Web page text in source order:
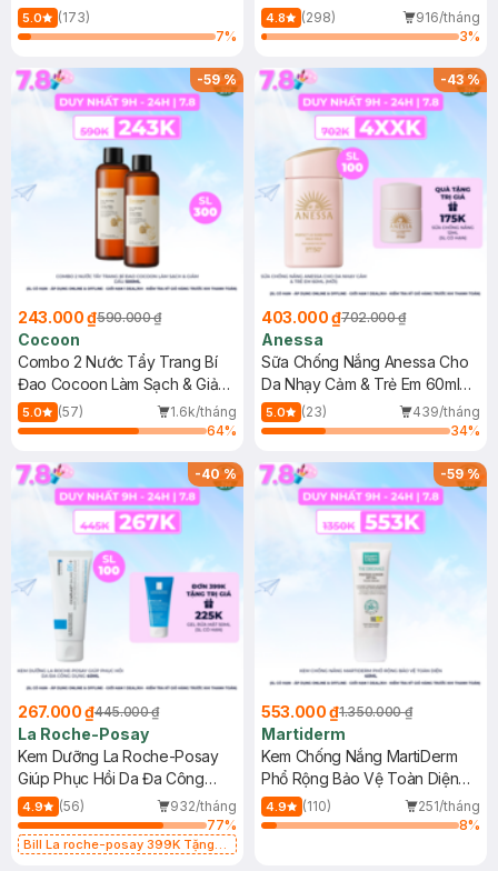
150ml
5.0
(173)
7%
4.8 (298)
916/tháng
3%
-59%
243.000 ₫590.000 ₫
Cocoon
Combo 2 Nước Tẩy Trang Bí
Đao Cocoon Làm Sạch & Giảm
Dầu 500ml
5.0 (57)
1.6k/tháng
64%
-43%
403.000 ₫702.000 ₫
Anessa
Sữa Chống Nắng Anessa Cho
Da Nhạy Cảm & Trẻ Em 60ml
(Mới)
5.0 (23)
439/tháng
34%
-40%
267.000 ₫445.000 ₫
La Roche-Posay
Kem Dưỡng La Roche-Posay
Giúp Phục Hồi Da Đa Công
Dụng 40ml
4.9 (56)
932/tháng
77%
Bill La roche-posay 399K Tặng
-59%
553.000 ₫1.350.000 ₫
Martiderm
Kem Chống Nắng MartiDerm
Phổ Rộng Bảo Vệ Toàn Diện
40ml
4.9 (110)
251/tháng
8%